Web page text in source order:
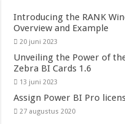
Introducing the RANK
Overview and Example
20 juni 2023
Unveiling the Power of
Zebra BI Cards 1.6
13 juni 2023
Assign Power BI Pro
27 augustus 2020